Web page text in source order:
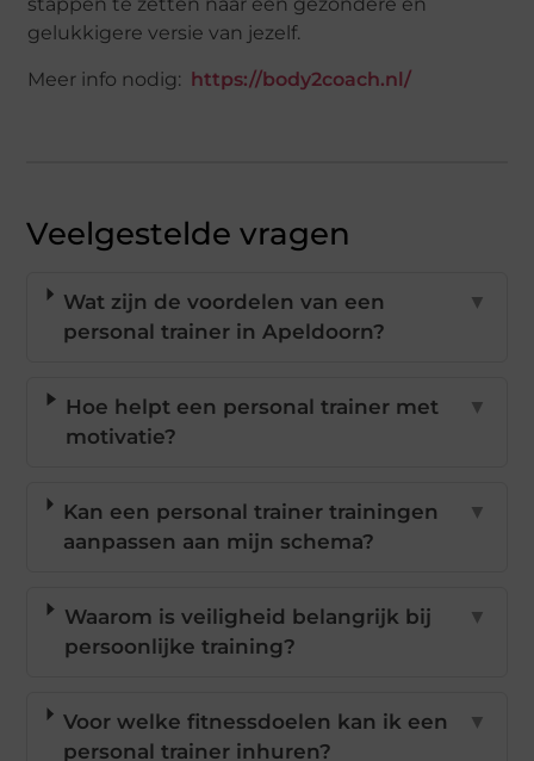
stappen te zetten naar een gezondere en
gelukkigere versie van jezelf.
Meer info nodig: https://body2coach.nl/
Veelgestelde vragen
Wat zijn de voordelen van een
personal trainer in Apeldoorn?
▼
Hoe helpt een personal trainer met
motivatie?
▼
Kan een personal trainer trainingen
aanpassen aan mijn schema?
▼
Waarom is veiligheid belangrijk bij
persoonlijke training?
▼
Voor welke fitnessdoelen kan ik een
personal trainer inhuren?
▼